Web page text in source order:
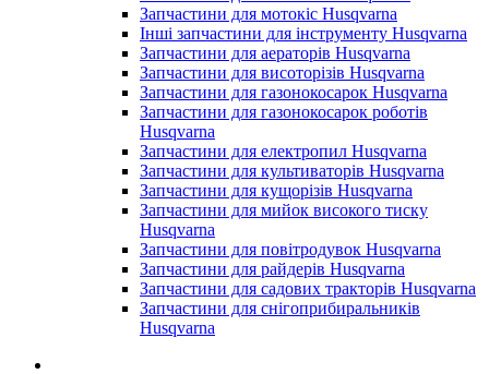
Запчастини для мотокіс Husqvarna
Інші запчастини для інструменту Husqvarna
Запчастини для аераторів Husqvarna
Запчастини для висоторізів Husqvarna
Запчастини для газонокосарок Husqvarna
Запчастини для газонокосарок роботів
Husqvarna
Запчастини для електропил Husqvarna
Запчастини для культиваторів Husqvarna
Запчастини для кущорізів Husqvarna
Запчастини для мийок високого тиску
Husqvarna
Запчастини для повітродувок Husqvarna
Запчастини для райдерів Husqvarna
Запчастини для садових тракторів Husqvarna
Запчастини для снігоприбиральників
Husqvarna